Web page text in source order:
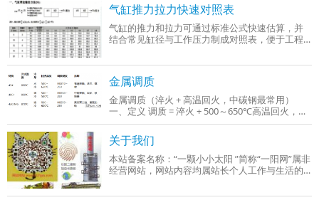
气缸推力拉力快速对照表
气缸的推力和拉力可通过标准公式快速估算，并
结合常见缸径与工作压力制成对照表，便于工程
力0.4–0.6 MPa）整理的‌气缸推力与拉力快
金属调质
金属调质（淬火 + 高温回火，中碳钢最常用）
一、定义 调质 = 淬火 + 500～650℃高温回火，只
适用于中碳钢、中碳合金钢（C：0.3%～0.5%），
成品组织：回火索氏体（铁素体 + 细小球状碳
关于我们
本站备案名称：“一颗小小太阳 ”简称“一阳网”属非
经营网站，网站内容均属站长个人工作与生活的
制、网站组建等。